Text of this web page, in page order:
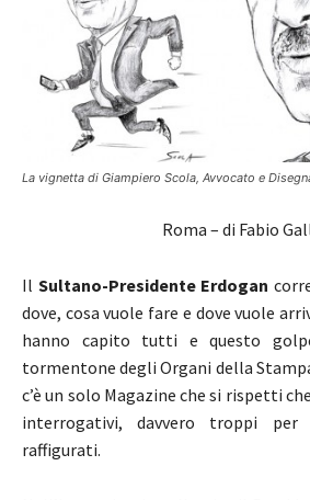
La vignetta di Giampiero Scola, Avvocato e
Roma – di Fabio
Il Sultano-Presidente Erdogan
dove, cosa vuole fare e dove vuole
hanno capito tutti e questo
tormentone degli Organi della
c’è un solo Magazine che si rispetti
interrogativi, davvero troppi
raffigurati.